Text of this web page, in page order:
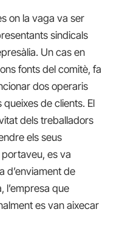
on la vaga va ser
sindicals
Un cas en
fonts del comitè, fa
dos operaris
de clients. El
dels treballadors
els seus
es va
d’enviament de
l’empresa que
es van aixecar